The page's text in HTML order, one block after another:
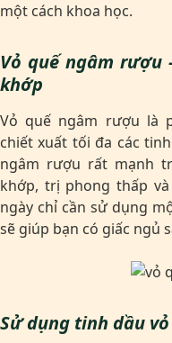
một cách khoa học.
Vỏ quế ngâm rượu
khớp
Vỏ quế ngâm rượu là
chiết xuất tối đa các
ngâm rượu rất mạnh
khớp, trị phong thấp
ngày chỉ cần sử dụng
sẽ giúp bạn có giấc ngủ
Sử dụng tinh dầu